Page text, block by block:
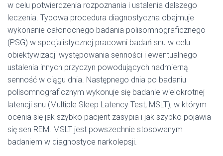
w celu potwierdzenia rozpoznania i ustalenia dalszego
leczenia. Typowa procedura diagnostyczna obejmuje
wykonanie całonocnego badania polisomnograficznego
(PSG) w specjalistycznej pracowni badań snu w celu
obiektywizacji występowania senności i ewentualnego
ustalenia innych przyczyn powodujących nadmierną
senność w ciągu dnia. Następnego dnia po badaniu
polisomnograficznym wykonuje się badanie wielokrotnej
latencji snu (Multiple Sleep Latency Test, MSLT), w którym
ocenia się jak szybko pacjent zasypia i jak szybko pojawia
się sen REM. MSLT jest powszechnie stosowanym
badaniem w diagnostyce narkolepsji.